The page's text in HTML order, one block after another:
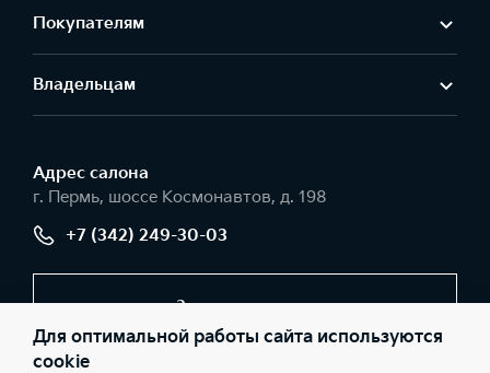
Покупателям
Владельцам
Адрес салонa
г. Пермь, шоссе Космонавтов, д. 198
+7 (342) 249-30-03
Заказать звонок
Для оптимальной работы сайта используются
cookie